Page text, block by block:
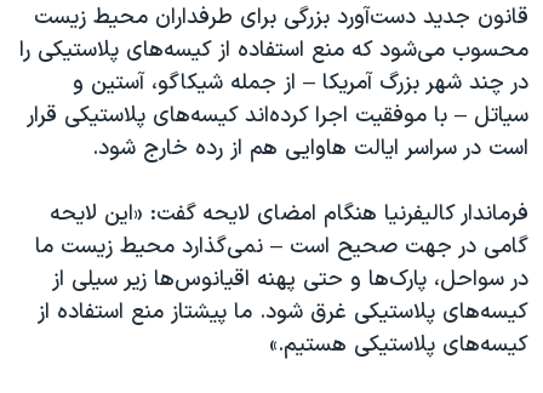
قانون جدید دست‌آورد بزرگی برای طرفداران محیط زیست
محسوب می‌شود که منع استفاده از کیسه‌های پلاستیکی را
در چند شهر بزرگ آمریکا – از جمله شیکاگو، آستین و
سیاتل – با موفقیت اجرا کرده‌اند کیسه‌های پلاستیکی قرار
است در سراسر ایالت هاوایی هم از رده خارج شود.
فرماندار کالیفرنیا هنگام امضای لایحه گفت: «این لایحه
گامی در جهت صحیح است – نمی‌گذارد محیط زیست ما
در سواحل، پارک‌ها و حتی پهنه اقیانوس‌ها زیر سیلی از
کیسه‌های پلاستیکی غرق شود. ما پیشتاز منع استفاده از
کیسه‌های پلاستیکی هستیم.»